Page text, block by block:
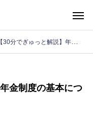
でぎゅっと解説】年金制度の基本について
金制度の基本につ